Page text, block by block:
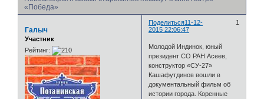
«Победа»
Поделиться 1
11-12-
2015 22:06:47
Галыч
Участник
Рейтинг:
Молодой Индинок, юный
президент СО РАН Асеев,
конструктор «СУ-27»
Кашафутдинов вошли в
документальный фильм об
истории города. Коренные